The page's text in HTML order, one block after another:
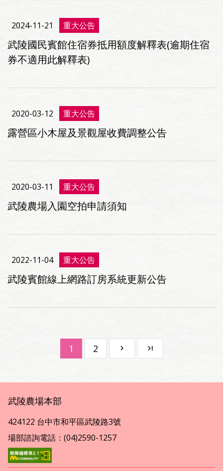
2024-11-21 重大公告
武陵國民賓館住宿券抵用額度解釋表(逾期住宿
券不適用此解釋表)
2020-03-12 重大公告
露營區小木屋及景觀屋收費調整公告
2020-03-11 重大公告
武陵農場入園空拍申請須知
2022-11-04 重大公告
武陵賓館線上網路訂房系統更新公告
1 2
武陵農場本部
424122 台中市和平區武陵路3號
場部諮詢電話：(04)2590-1257